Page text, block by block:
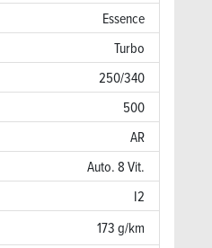
Essence
Turbo
250/340
500
AR
Auto. 8 Vit.
I2
173 g/km